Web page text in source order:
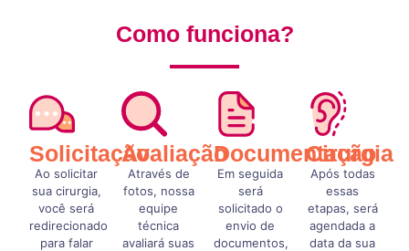
Como funciona?
Solicitação
Ao solicitar
sua cirurgia,
você será
redirecionado
para falar
Avaliação
Através de
fotos, nossa
equipe
técnica
avaliará suas
Documentação
Em seguida
será
solicitado o
envio de
documentos,
Cirurgia
Após todas
essas
etapas, será
agendada a
data da sua